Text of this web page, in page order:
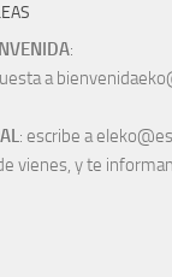
:
a
: escribe a
vienes, y te